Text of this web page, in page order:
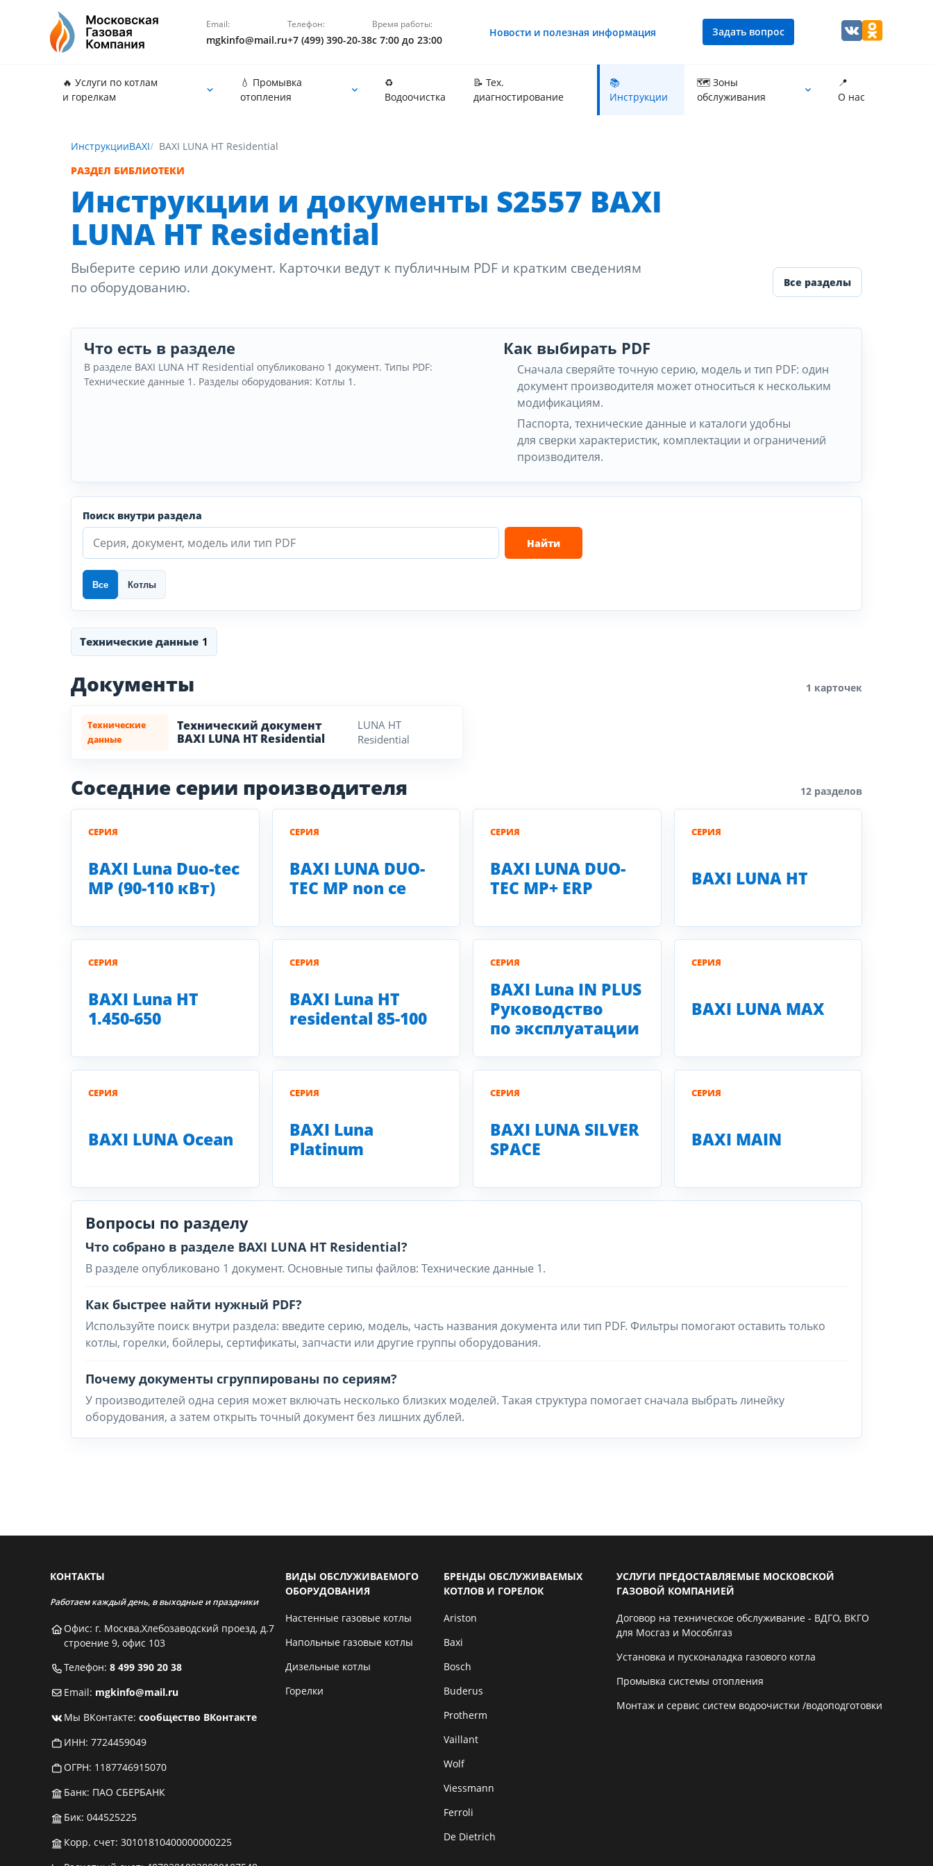
Email:
mgkinfo@mail.ru
Телефон:
+7 (499) 390-20-38
Время работы:
с 7:00 до 23:00
Новости и полезная информация Задать вопрос
🔥 Услуги по котлам
и горелкам
💧 Промывка
отопления
♻️
Водоочистка
📝 Тех.
диагностирование
📚
Инструкции
🗺 Зоны
обслуживания
📍
О нас
ИнструкцииBAXI
BAXI LUNA HT Residential
РАЗДЕЛ БИБЛИОТЕКИ
Инструкции и документы S2557 BAXI
LUNA HT Residential
Выберите серию или документ. Карточки ведут к публичным PDF и кратким сведениям
по оборудованию.
Все разделы
Что есть в разделе
В разделе BAXI LUNA HT Residential опубликовано 1 документ. Типы PDF:
Технические данные 1. Разделы оборудования: Котлы 1.
Как выбирать PDF
Сначала сверяйте точную серию, модель и тип PDF: один
документ производителя может относиться к нескольким
модификациям.
Паспорта, технические данные и каталоги удобны
для сверки характеристик, комплектации и ограничений
производителя.
Поиск внутри раздела
Найти
Все Котлы
Технические данные 1
Документы 1 карточек
Технические
данные
Технический документ
BAXI LUNA HT Residential
LUNA HT
Residential
Соседние серии производителя 12 разделов
СЕРИЯ
BAXI Luna Duo-tec
MP (90-110 кВт)
СЕРИЯ
BAXI LUNA DUO-
TEC MP non ce
СЕРИЯ
BAXI LUNA DUO-
TEC MP+ ERP
СЕРИЯ
BAXI LUNA HT
СЕРИЯ
BAXI Luna HT
1.450-650
СЕРИЯ
BAXI Luna HT
residental 85-100
СЕРИЯ
BAXI Luna IN PLUS
Руководство
по эксплуатации
СЕРИЯ
BAXI LUNA MAX
СЕРИЯ
BAXI LUNA Ocean
СЕРИЯ
BAXI Luna
Platinum
СЕРИЯ
BAXI LUNA SILVER
SPACE
СЕРИЯ
BAXI MAIN
Вопросы по разделу
Что собрано в разделе BAXI LUNA HT Residential?
В разделе опубликовано 1 документ. Основные типы файлов: Технические данные 1.
Как быстрее найти нужный PDF?
Используйте поиск внутри раздела: введите серию, модель, часть названия документа или тип PDF. Фильтры помогают оставить только
котлы, горелки, бойлеры, сертификаты, запчасти или другие группы оборудования.
Почему документы сгруппированы по сериям?
У производителей одна серия может включать несколько близких моделей. Такая структура помогает сначала выбрать линейку
оборудования, а затем открыть точный документ без лишних дублей.
КОНТАКТЫ
Работаем каждый день, в выходные и праздники
Офис: г. Москва,Хлебозаводский проезд, д.7
строение 9, офис 103
Телефон: 8 499 390 20 38
Email: mgkinfo@mail.ru
Мы ВКонтакте: сообщество ВКонтакте
ИНН: 7724459049
ОГРН: 1187746915070
Банк: ПАО СБЕРБАНК
Бик: 044525225
Корр. счет: 30101810400000000225
ВИДЫ ОБСЛУЖИВАЕМОГО
ОБОРУДОВАНИЯ
Настенные газовые котлы
Напольные газовые котлы
Дизельные котлы
Горелки
БРЕНДЫ ОБСЛУЖИВАЕМЫХ
КОТЛОВ И ГОРЕЛОК
Ariston
Baxi
Bosch
Buderus
Protherm
Vaillant
Wolf
Viessmann
Ferroli
De Dietrich
УСЛУГИ ПРЕДОСТАВЛЯЕМЫЕ МОСКОВСКОЙ
ГАЗОВОЙ КОМПАНИЕЙ
Договор на техническое обслуживание - ВДГО, ВКГО
для Мосгаз и Мособлгаз
Установка и пусконаладка газового котла
Промывка системы отопления
Монтаж и сервис систем водоочистки /водоподготовки